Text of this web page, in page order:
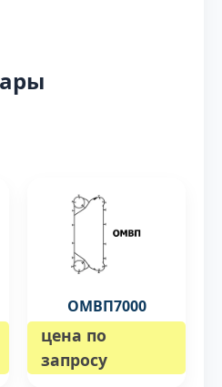
ОМВП7000
цена по
запросу